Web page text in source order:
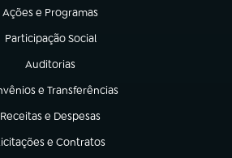
Ações e Programas
(abre em nova aba)
Participação Social
(abre em nova aba)
Auditorias
(abre em nova aba)
e Transferências
em nova aba)
Receitas e Despesas
(abre em nova aba)
e Contratos
em nova aba)